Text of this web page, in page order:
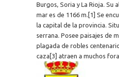
Burgos, Soria y La Rioja. Su
mar es de 1166 m.[1] Se
la capital de la provincia.
serrana. Posee paisajes de
plagada de robles
caza[3] atraen a muchos